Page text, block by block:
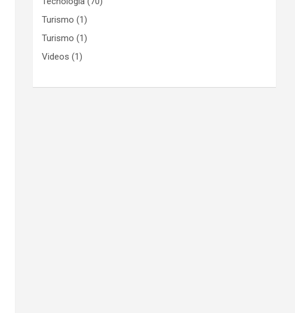
Turismo (1)
Turismo (1)
Videos (1)